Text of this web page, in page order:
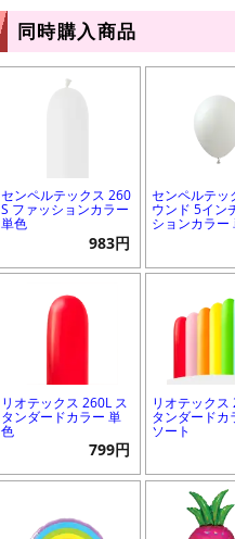
同時購入商品
センペルテックス 260
S ファッションカラー
単色
983円
センペルテッ
ウンド 5イン
ションカラー
リオテックス 260L ス
タンダードカラー 単
色
799円
リオテックス
タンダードカ
ソート